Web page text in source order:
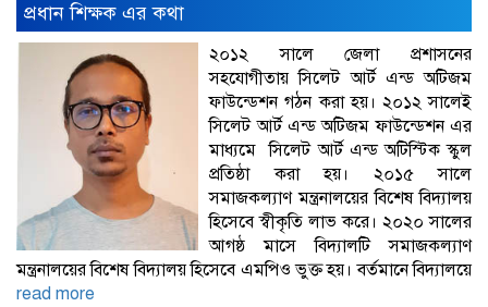
প্রধান শিক্ষক এর কথা
২০১২ সালে জেলা প্রশাসনের
সহযোগীতায় সিলেট আর্ট এন্ড অটিজম
ফাউন্ডেশন গঠন করা হয়। ২০১২ সালেই
সিলেট আর্ট এন্ড অটিজম ফাউন্ডেশন এর
মাধ্যমে সিলেট আর্ট এন্ড অটিস্টিক স্কুল
প্রতিষ্ঠা করা হয়। ২০১৫ সালে
সমাজকল্যাণ মন্ত্রনালয়ের বিশেষ বিদ্যালয়
হিসেবে স্বীকৃতি লাভ করে। ২০২০ সালের
আগষ্ঠ মাসে বিদ্যালটি সমাজকল্যাণ
মন্ত্রনালয়ের বিশেষ বিদ্যালয় হিসেবে এমপিও ভুক্ত হয়। বর্তমানে বিদ্যালয়ে
read more